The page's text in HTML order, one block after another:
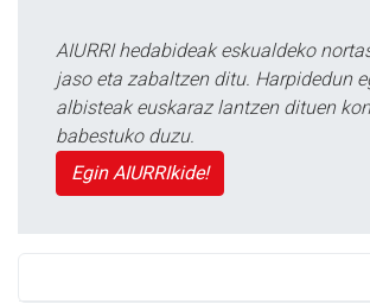
AIURRI hedabideak eskualdeko
jaso eta zabaltzen ditu. Harpidedun
albisteak euskaraz lantzen dituen
babestuko duzu.
Egin AIURRIkide!